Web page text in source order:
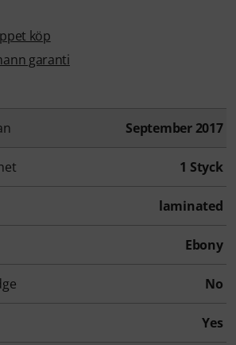
köp
garanti
September 2017
1 Styck
laminated
Ebony
No
Yes